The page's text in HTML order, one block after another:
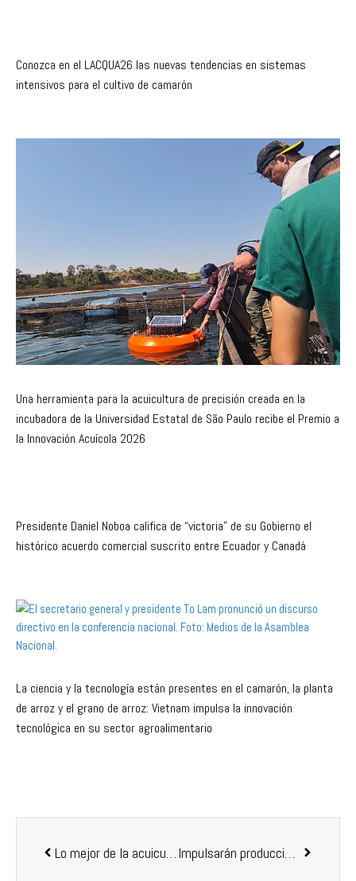
Conozca en el LACQUA26 las nuevas tendencias en sistemas
intensivos para el cultivo de camarón
Una herramienta para la acuicultura de precisión creada en la
incubadora de la Universidad Estatal de São Paulo recibe el Premio a
la Innovación Acuícola 2026
Presidente Daniel Noboa califica de “victoria” de su Gobierno el
histórico acuerdo comercial suscrito entre Ecuador y Canadá
La ciencia y la tecnología están presentes en el camarón, la planta
de arroz y el grano de arroz: Vietnam impulsa la innovación
tecnológica en su sector agroalimentario
Lo mejor de la acuicultura mundial pasó por Bogotá Impulsarán producción de tilapia en Pedro Escobedo, Queretaro